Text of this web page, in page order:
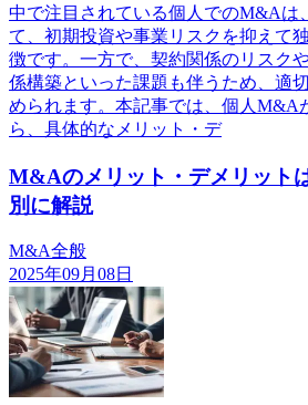
中で注目されている個人でのM&Aは
て、初期投資や事業リスクを抑えて
徴です。一方で、契約関係のリスク
係構築といった課題も伴うため、適
められます。本記事では、個人M&A
ら、具体的なメリット・デ
M&Aのメリット・デメリット
別に解説
M&A全般
2025年09月08日